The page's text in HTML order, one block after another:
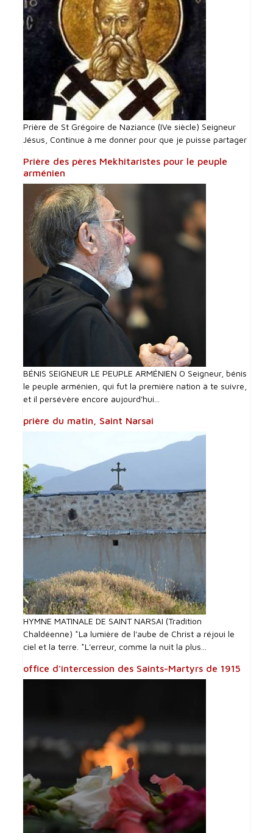
Prière de St Grégoire de Naziance (IVe siècle) Seigneur
Jésus, Continue à me donner pour que je puisse partager
Prière des pères Mekhitaristes pour le peuple
arménien
BÉNIS SEIGNEUR LE PEUPLE ARMÉNIEN O Seigneur, bénis
le peuple arménien, qui fut la première nation à te suivre,
et il persévère encore aujourd'hui...
prière du matin, Saint Narsai
HYMNE MATINALE DE SAINT NARSAI (Tradition
Chaldéenne) *La lumière de l'aube de Christ a réjoui le
ciel et la terre. *L'erreur, comme la nuit la plus...
office d'intercession des Saints-Martyrs de 1915